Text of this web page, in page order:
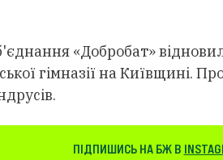
«Добробат»
гімназії на Київщині.
ПІДПИШИСЬ НА БЖ В